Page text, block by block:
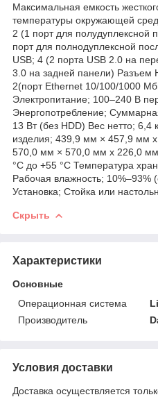
Максимальная емкость
температуры окружающей
2 (1 порт для полудуплексной
порт для полнодуплексной
USB; 4 (2 порта USB 2.0 на
3.0 на задней панели) Разъем
2(порт Ethernet 10/100/1000
Электропитание; 100–240 В
Энергопотребление;
13 Вт (без HDD) Вес нетто; 6,4
изделия; 439,9 мм × 457,9 мм
570,0 мм × 570,0 мм x 226,0 мм
°C до +55 °C Температура
Рабочая влажность; 10%–93%
Установка; Стойка или
Скрыть
Характеристики
Основные
Операционная система
Производитель
Условия доставки
Доставка осуществляется